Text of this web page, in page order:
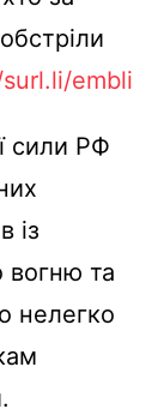
embli
сили РФ
із
вогню та
нелегко